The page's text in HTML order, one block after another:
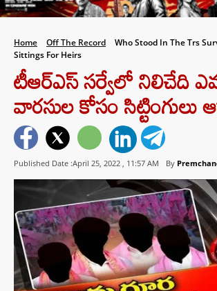
Home Off The Record
Who Stood In The Trs
Sittings For Heirs
టీఆర్ఎస్ సర్వేలో నిలిచేది
వారసుల కోసం
Published Date :April 25, 2022 , 11:57 AM By